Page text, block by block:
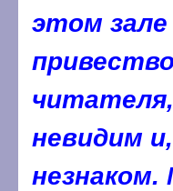
этом
невидим